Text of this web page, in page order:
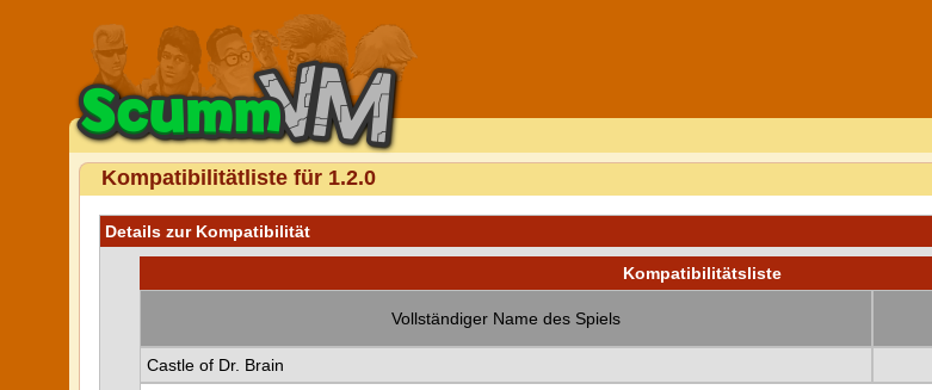
Kompatibilitätliste für 1.2.0
Details zur Kompatibilität
Kompatibilitätsliste
Vollständiger Name des Spiels
Castle of Dr. Brain